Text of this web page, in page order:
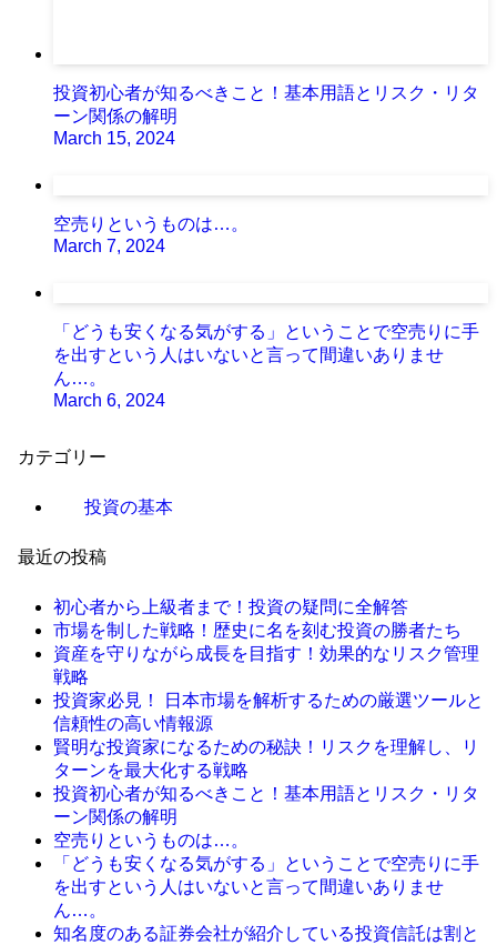
投資初心者が知るべきこと！基本用語とリスク・リタ
ーン関係の解明
March 15, 2024
空売りというものは…。
March 7, 2024
「どうも安くなる気がする」ということで空売りに手
を出すという人はいないと言って間違いありませ
ん…。
March 6, 2024
カテゴリー
投資の基本
最近の投稿
初心者から上級者まで！投資の疑問に全解答
市場を制した戦略！歴史に名を刻む投資の勝者たち
資産を守りながら成長を目指す！効果的なリスク管理
戦略
投資家必見！ 日本市場を解析するための厳選ツールと
信頼性の高い情報源
賢明な投資家になるための秘訣！リスクを理解し、リ
ターンを最大化する戦略
投資初心者が知るべきこと！基本用語とリスク・リタ
ーン関係の解明
空売りというものは…。
「どうも安くなる気がする」ということで空売りに手
を出すという人はいないと言って間違いありませ
ん…。
知名度のある証券会社が紹介している投資信託は割と